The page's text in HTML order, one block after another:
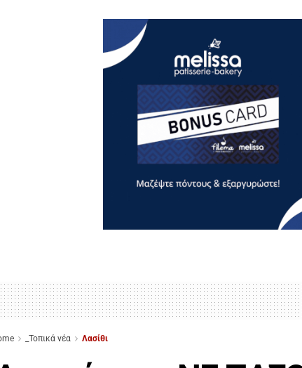
_Τοπικά νέα Λασίθι